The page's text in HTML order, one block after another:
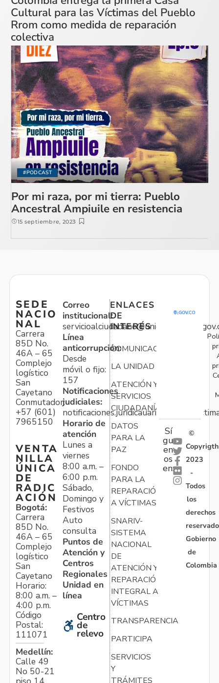
Cultural para las Víctimas del Pueblo
Rrom como medida de reparación
colectiva
#PODCAST
Por mi raza, por mi tierra: Pueblo
Ancestral Ampiuile en resistencia
15 septiembre, 2023
SEDE
NACIO
NAL
Carrera
85D No.
46A – 65
Complejo
logístico
San
Cayetano
Conmutador:
+57 (601)
7965150
VENTA
NILLA
ÚNICA
DE
RADIC
ACIÓN
Bogotá:
Carrera
85D No.
46A – 65
Complejo
logístico
San
Cayetano
Horario:
8:00 a.m. –
4:00 p.m.
Código
Postal:
111071
Medellín:
Calle 49
No 50-21
Correo
institucional:
Línea
anticorrupción:
Desde
móvil o fijo:
157
Notificaciones
judiciales:
Horario de
atención
Lunes a
viernes
8:00 a.m. –
6:00 p.m.
Sábado,
Domingo y
Festivos
Auto
consulta
Puntos de
Atención y
Centros
Regionales
Unidad en
línea
Centro
de
relevo
ENLACES
DE
INTERÉS
COMUNICACIONES
LA UNIDAD
ATENCIÓN Y
SERVICIOS
CIUDADANÍA
DATOS
PARA LA
PAZ
FONDO
PARA LA
REPARACIÓN
A VÍCTIMAS
SNARIV-
SISTEMA
NACIONAL
DE
ATENCIÓN Y
REPARACIÓN
INTEGRAL A
VÍCTIMAS
TRANSPARENCIA
PARTICIPA
SERVICIOS
Y
TRÁMITES
Sí
gu
en
os
en:
©
Copyrigth
2023
-
Todos
los
derechos
Gobierno
de
Colombia